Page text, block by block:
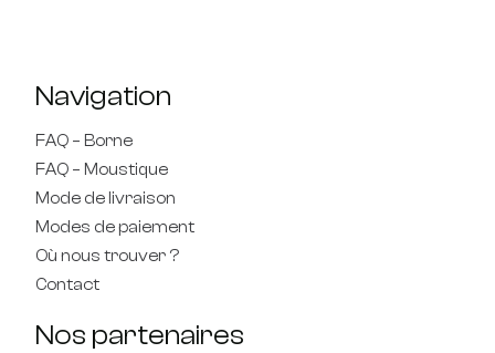
Navigation
FAQ – Borne
FAQ – Moustique
Mode de livraison
Modes de paiement
Où nous trouver ?
Contact
Nos partenaires